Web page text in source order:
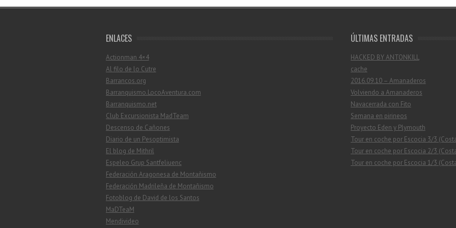
ENLACES
Actionman 4×4
Al filo de lo Cutre
Barrancos.org
Barranquismo.LocoAventura.com
Barranquismo.net
Club Excursionista MadTeam
Descenso de Cañones
Diario de un Pesoptimista
El blog de Mithril
Espeleo Grup Santfeliuenc
Federación Aragonesa de Montañismo
Federación Madrileña de Montañismo
Fotoblog de David de los Santos
MaDTeaM
Mendivideo
ÚLTIMAS ENTRADAS
HACKED BY ANTONKILL
cache
2016.09.10 – Amanaderos
Volviendo a Amanaderos
Navacerrada con Fito
Semana en pirineos
Proyecto Eden y Plymouth
Tour en coche por Escocia 3/3
Tour en coche por Escocia 2/3
Tour en coche por Escocia 1/3